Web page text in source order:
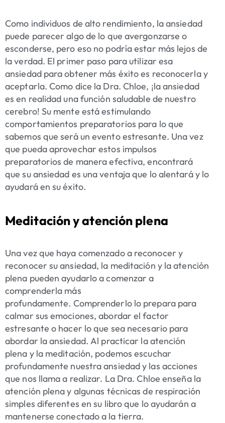
Como individuos de alto rendimiento, la ansiedad
puede parecer algo de lo que avergonzarse o
esconderse, pero eso no podría estar más lejos de
la verdad. El primer paso para utilizar esa
ansiedad para obtener más éxito es reconocerla y
aceptarla. Como dice la Dra. Chloe, ¡la ansiedad
es en realidad una función saludable de nuestro
cerebro! Su mente está estimulando
comportamientos preparatorios para lo que
sabemos que será un evento estresante. Una vez
que pueda aprovechar estos impulsos
preparatorios de manera efectiva, encontrará
que su ansiedad es una ventaja que lo alentará y lo
ayudará en su éxito.
Meditación y atención plena
Una vez que haya comenzado a reconocer y
reconocer su ansiedad, la meditación y la atención
plena pueden ayudarlo a comenzar a
comprenderla más
profundamente. Comprenderlo lo prepara para
calmar sus emociones, abordar el factor
estresante o hacer lo que sea necesario para
abordar la ansiedad. Al practicar la atención
plena y la meditación, podemos escuchar
profundamente nuestra ansiedad y las acciones
que nos llama a realizar. La Dra. Chloe enseña la
atención plena y algunas técnicas de respiración
simples diferentes en su libro que lo ayudarán a
mantenerse conectado a la tierra.